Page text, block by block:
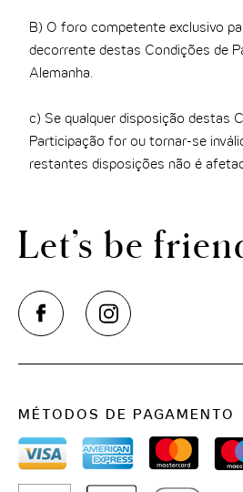
B) O foro competente exclusivo
decorrente destas Condições de
Alemanha.
c) Se qualquer disposição destas
Participação for ou tornar-se
restantes disposições não é
Let’s be
MÉTODOS DE PAGAMENTO